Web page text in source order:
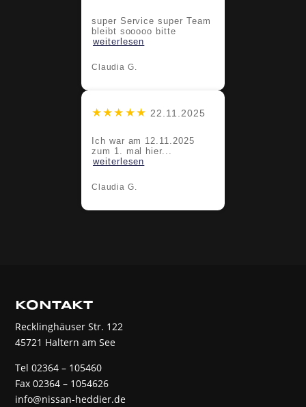
super Service super Team
bleibt sooooo bitte
weiterlesen
Claudia G.
★★★★★ 22.11.2025
Ich war am 12.11.2025
zum 1. mal hier...
weiterlesen
Claudia G.
KONTAKT
Recklinghäuser Str. 122
45721 Haltern am See
Tel 02364 – 105460
Fax 02364 – 1054626
info@nissan-heddier.de